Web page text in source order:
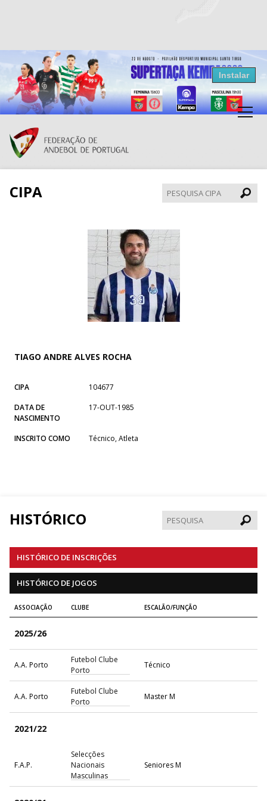
Resultados Andebol
Federação de Andebol de Portugal
Grátis - Disponivel na Play Store
Instalar
CIPA
CIPA
TIAGO ANDRE ALVES ROCHA
CIPA
104677
DATA DE
NASCIMENTO
17-OUT-1985
INSCRITO COMO Técnico, Atleta
HISTÓRICO
HISTÓRICO DE INSCRIÇÕES
HISTÓRICO DE JOGOS
ASSOCIAÇÃO CLUBE ESCALÃO/FUNÇÃO
2025/26
A.A. Porto
Futebol Clube
Porto
Técnico
A.A. Porto
Futebol Clube
Porto
Master M
2021/22
F.A.P.
Selecções
Nacionais
Masculinas
Seniores M